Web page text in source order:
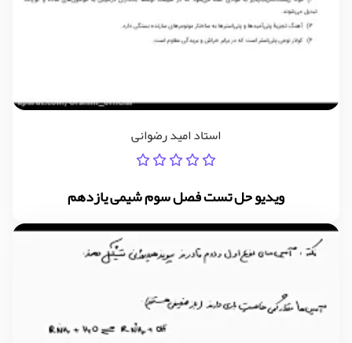
استاد امید رضوانی
ویدیو حل تست فصل سوم شیمی یازدهم